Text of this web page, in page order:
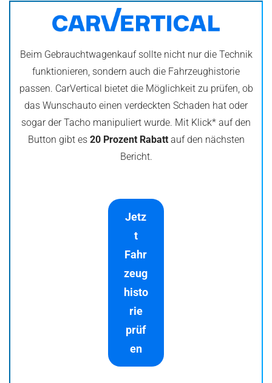
Beim Gebrauchtwagenkauf sollte nicht nur die Technik
funktionieren, sondern auch die Fahrzeughistorie
passen. CarVertical bietet die Möglichkeit zu prüfen, ob
das Wunschauto einen verdeckten Schaden hat oder
sogar der Tacho manipuliert wurde. Mit Klick* auf den
Button gibt es 20 Prozent Rabattauf den nächsten
Bericht.
Jetz
t
Fahr
zeug
histo
rie
prüf
en